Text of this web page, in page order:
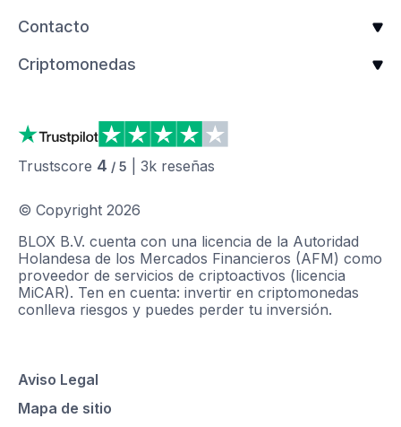
Contacto
Criptomonedas
Trustscore 4 / 5 3k reseñas
© Copyright 2026
BLOX B.V. cuenta con una licencia de la Autoridad
Holandesa de los Mercados Financieros (AFM) como
proveedor de servicios de criptoactivos (licencia
MiCAR). Ten en cuenta: invertir en criptomonedas
conlleva riesgos y puedes perder tu inversión.
Aviso Legal
Mapa de sitio